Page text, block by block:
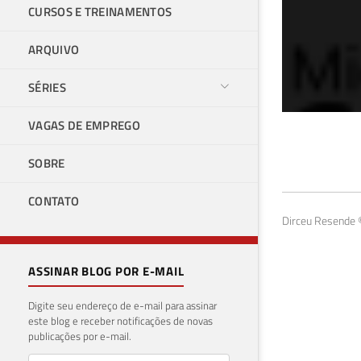
CURSOS E TREINAMENTOS
ARQUIVO
SÉRIES
VAGAS DE EMPREGO
SOBRE
CONTATO
ASSINAR BLOG POR E-MAIL
Digite seu endereço de e-mail para assinar
este blog e receber notificações de novas
publicações por e-mail.
Dirceu